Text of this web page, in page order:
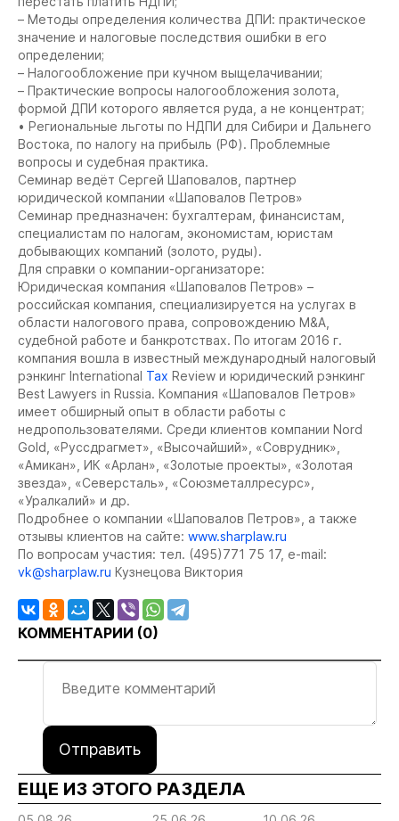
– Методы определения количества ДПИ: практическое
значение и налоговые последствия ошибки в его
определении;
– Налогообложение при кучном выщелачивании;
– Практические вопросы налогообложения золота,
формой ДПИ которого является руда, а не концентрат;
• Региональные льготы по НДПИ для Сибири и Дальнего
Востока, по налогу на прибыль (РФ). Проблемные
вопросы и судебная практика.
Семинар ведёт Сергей Шаповалов, партнер
юридической компании «Шаповалов Петров»
Семинар предназначен: бухгалтерам, финансистам,
специалистам по налогам, экономистам, юристам
добывающих компаний (золото, руды).
Для справки о компании-организаторе:
Юридическая компания «Шаповалов Петров» –
российская компания, специализируется на услугах в
области налогового права, сопровождению M&A,
судебной работе и банкротствах. По итогам 2016 г.
компания вошла в известный международный налоговый
рэнкинг International Tax Review и юридический рэнкинг
Best Lawyers in Russia. Компания «Шаповалов Петров»
имеет обширный опыт в области работы с
недропользователями. Среди клиентов компании Nord
Gold, «Руссдрагмет», «Высочайший», «Соврудник»,
«Амикан», ИК «Арлан», «Золотые проекты», «Золотая
звезда», «Северсталь», «Союзметаллресурс»,
«Уралкалий» и др.
Подробнее о компании «Шаповалов Петров», а также
отзывы клиентов на сайте: www.sharplaw.ru
По вопросам участия: тел. (495)771 75 17, e-mail:
vk@sharplaw.ru Кузнецова Виктория
КОММЕНТАРИИ (0)
Отправить
ЕЩЕ ИЗ ЭТОГО РАЗДЕЛА